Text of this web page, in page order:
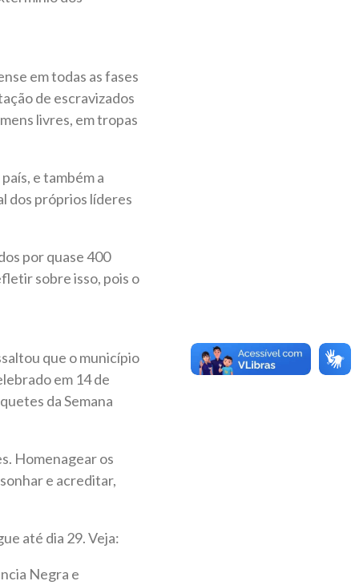
em todas as fases
de escravizados
livres, em tropas
e também a
dos próprios líderes
por quase 400
sobre isso, pois o
que o município
em 14 de
da Semana
Homenagear os
e acreditar,
até dia 29. Veja:
Negra e